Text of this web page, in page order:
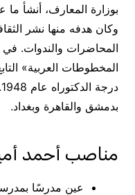
بوزارة المعارف، أنشأ
وكان هدفه منها نشر
المحاضرات والندوات. في
المخطوطات العربية»
بدمشق والقاهرة وبغداد.
مناصب أحمد